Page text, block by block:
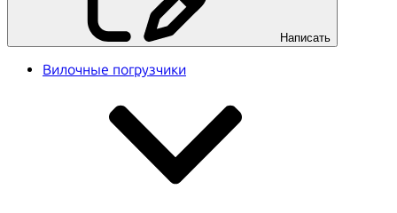
Написать
Вилочные погрузчики